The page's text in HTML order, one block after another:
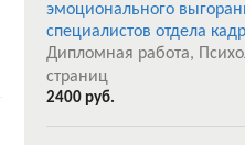
эмоционального
специалистов отдела
Дипломная работа,
страниц
2400 руб.